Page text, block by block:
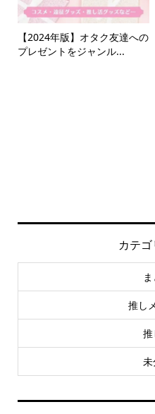
【2024年版】オタク友達への
プレゼントをジャンル...
カテ
推し